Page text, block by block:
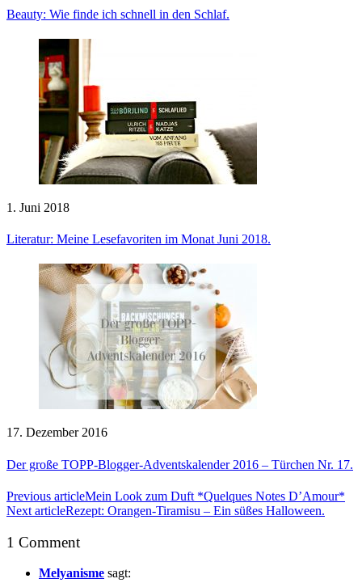
Beauty: Wie finde ich schnell in den Schlaf.
1. Juni 2018
Literatur: Meine Lesefavoriten im Monat Juni 2018.
17. Dezember 2016
Der große TOPP-Blogger-Adventskalender 2016 – Türchen Nr. 17.
Previous articleMein Look zum Duft *Quelques Notes D’Amour*
Next articleRezept: Orangen-Tiramisu – Ein süßes Halloween.
1 Comment
Melyanisme sagt: